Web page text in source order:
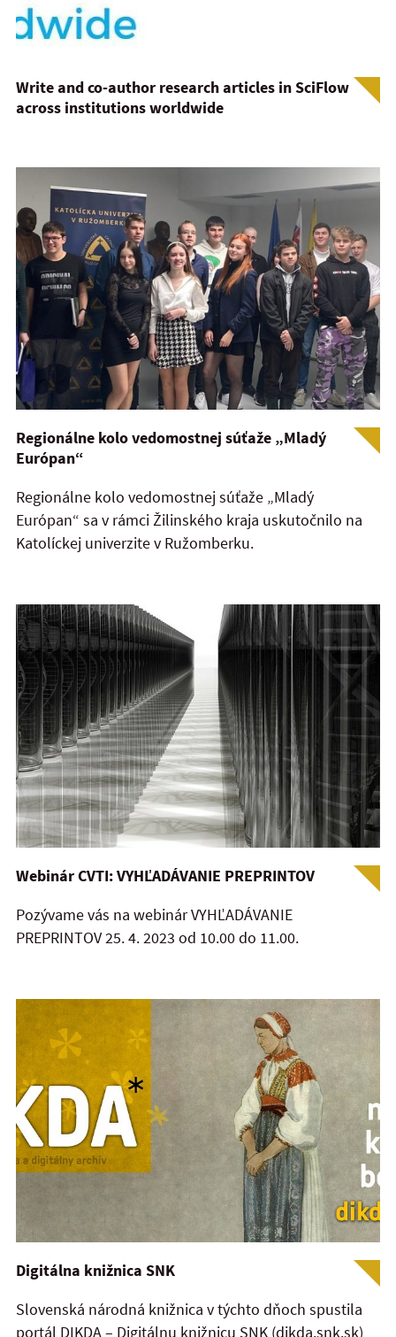
Write and co-author research articles in SciFlow
across institutions worldwide
Regionálne kolo vedomostnej súťaže „Mladý
Európan“
Regionálne kolo vedomostnej súťaže „Mladý
Európan“ sa v rámci Žilinského kraja uskutočnilo na
Katolíckej univerzite v Ružomberku.
Webinár CVTI: VYHĽADÁVANIE PREPRINTOV
Pozývame vás na webinár VYHĽADÁVANIE
PREPRINTOV 25. 4. 2023 od 10.00 do 11.00.
Digitálna knižnica SNK
Slovenská národná knižnica v týchto dňoch spustila
portál DIKDA – Digitálnu knižnicu SNK (dikda.snk.sk)